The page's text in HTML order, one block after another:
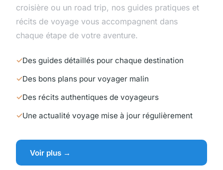
croisière ou un road trip, nos guides pratiques et
récits de voyage vous accompagnent dans
chaque étape de votre aventure.
Des guides détaillés pour chaque destination
Des bons plans pour voyager malin
Des récits authentiques de voyageurs
Une actualité voyage mise à jour régulièrement
Voir plus →